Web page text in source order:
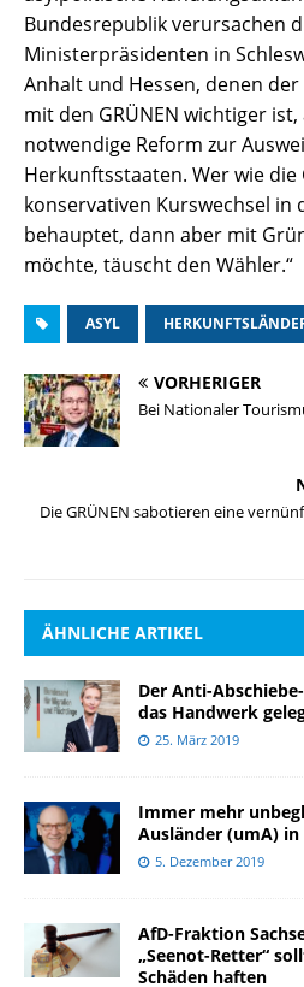
Bundesrepublik verursachen
Ministerpräsidenten in
Anhalt und Hessen, denen
mit den GRÜNEN wichtiger
notwendige Reform zur
Herkunftsstaaten. Wer wie die
konservativen Kurswechsel in
behauptet, dann aber mit
möchte, täuscht den Wähler.“
ASYL
VORHERIGER
Bei Nationaler
Die GRÜNEN sabotieren eine
ÄHNLICHE ARTIKEL
Der Anti-
das Handwerk
25. März 2019
Immer mehr
Ausländer (umA) in
5. Dezember 2019
AfD-Fraktion
„Seenot-Retter“
Schäden haften